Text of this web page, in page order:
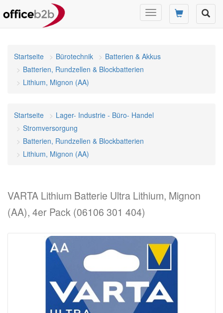
Navigation
umschalten
Startseite Bürotechnik
Batterien & Akkus
Batterien, Rundzellen & Blockbatterien
Lithium, Mignon (AA)
Startseite
Lager- Industrie - Büro- Handel
Stromversorgung
Batterien, Rundzellen & Blockbatterien
Lithium, Mignon (AA)
VARTA Lithium Batterie Ultra Lithium, Mignon
(AA), 4er Pack (06106 301 404)